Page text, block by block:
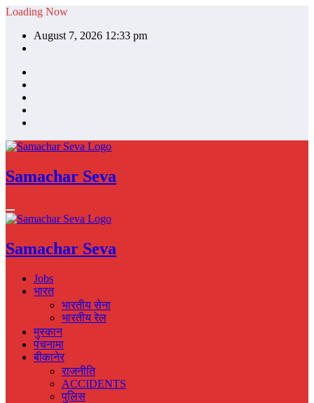
Skip
content
Loading Now
August 7, 2026 12:33 pm
Samachar Seva
Samachar Seva
Jobs
भारत
भारतीय सेना
भारतीय रेल
मुस्‍कान
पंचनामा
बीकानेर
राजनीति
ACCIDENTS
पुलिस